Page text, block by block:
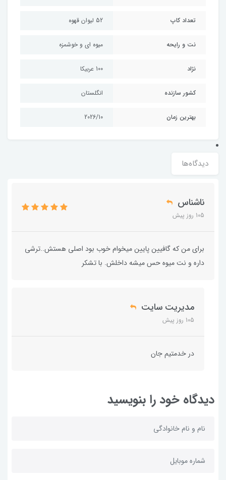
تعداد کاپ 52 لیوان قهوه
نت و رایحه میوه ای و خوشمزه
نژاد 100 عربیکا
کشور سازنده انگلستان
بهترین زمان 2026/10
دیدگاه‌ها
ناشناس
105 روز پیش
برای من که گافیین پایین میخوام خوب بود اصلی هستش..ترشی
داره و نت میوه حس میشه داخلش. با تشکر
مدیریت سایت
105 روز پیش
در خدمتیم جان
دیدگاه خود را بنویسید